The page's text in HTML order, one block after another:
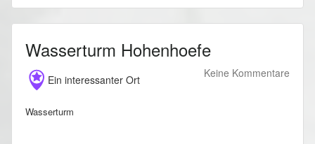
Wasserturm Hohenhoefe
Ein interessanter Ort
Keine Kommentare
Wasserturm